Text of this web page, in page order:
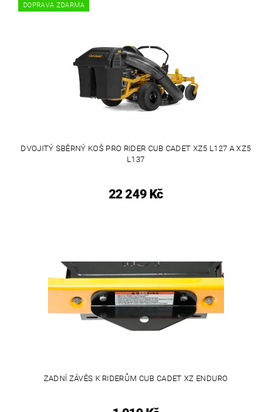
DOPRAVA ZDARMA
DVOJITÝ SBĚRNÝ KOŠ PRO RIDER CUB CADET XZ5 L127 A XZ5
L137
22 249 Kč
ZADNÍ ZÁVĚS K RIDERŮM CUB CADET XZ ENDURO